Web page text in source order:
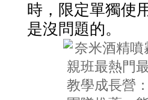
時，限定單獨使
是沒問題的。